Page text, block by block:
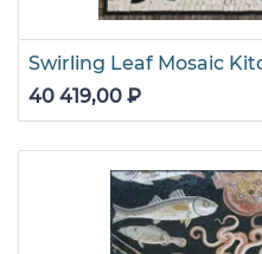
Swirling Leaf Mosaic
40 419,00 ₽